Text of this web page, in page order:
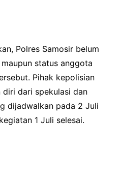
Polres Samosir belum
status anggota
Pihak kepolisian
diri dari spekulasi dan
dijadwalkan pada 2 Juli
1 Juli selesai.